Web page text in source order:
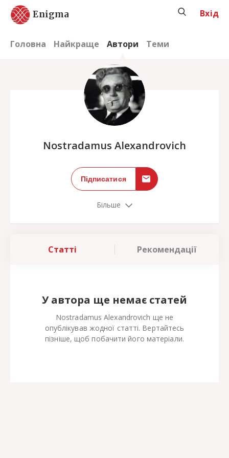
Enigma
Головна Найкраще Автори Теми
Вхід
Nostradamus Alexandrovich
Підписатися
Більше
Статті Рекомендації
У автора ще немає статей
Nostradamus Alexandrovich ще не
опублікував жодної статті. Вертайтесь
пізніше, щоб побачити його матеріали.